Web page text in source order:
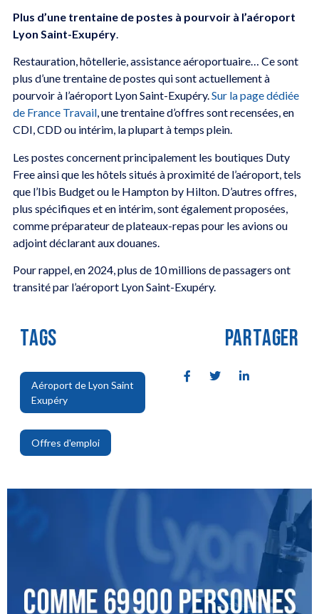
Plus d’une trentaine de postes à pourvoir à l’aéroport
Lyon Saint-Exupéry.
Restauration, hôtellerie, assistance aéroportuaire… Ce sont
plus d’une trentaine de postes qui sont actuellement à
pourvoir à l’aéroport Lyon Saint-Exupéry.Sur la page dédiée
de France Travail, une trentaine d’offres sont recensées, en
CDI, CDD ou intérim, la plupart à temps plein.
Les postes concernent principalement les boutiques Duty
Free ainsi que les hôtels situés à proximité de l’aéroport, tels
que l’Ibis Budget ou le Hampton by Hilton. D’autres offres,
plus spécifiques et en intérim, sont également proposées,
comme préparateur de plateaux-repas pour les avions ou
adjoint déclarant aux douanes.
Pour rappel, en 2024, plus de 10 millions de passagers ont
transité par l’aéroport Lyon Saint-Exupéry.
TAGS
Aéroport de Lyon Saint
Exupéry
,
Offres d'emploi
PARTAGER